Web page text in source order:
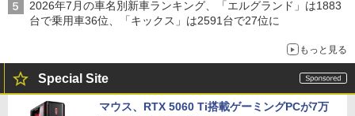
2026年7月の車名別新車ランキング、「エルグランド」は1883
台で乗用車36位、「キックス」は2591台で27位に
もっと見る
Special Site
マウス、RTX 5060 Ti搭載ゲーミングPCが7万